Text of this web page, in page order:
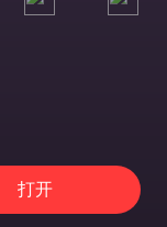
打开